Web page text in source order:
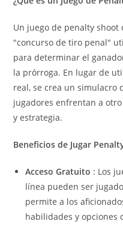
Un juego de penalty
"concurso de tiro penal"
para determinar el
la prórroga. En lugar de
real, se crea un simulacro
jugadores enfrentan a
y estrategia.
Beneficios de Jugar
Acceso Gratuito : Los
línea pueden ser
permite a los
habilidades y opciones